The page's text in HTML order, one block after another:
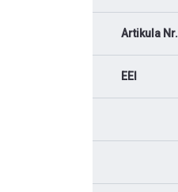
Artikula Nr.
EEI